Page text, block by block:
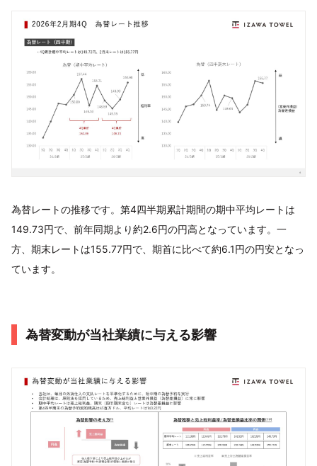
為替レートの推移です。第4四半期累計期間の期中平均レートは
149.73円で、前年同期より約2.6円の円高となっています。一
方、期末レートは155.77円で、期首に比べて約6.1円の円安となっ
ています。
為替変動が当社業績に与える影響